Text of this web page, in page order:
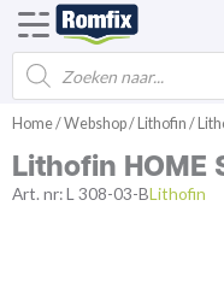
Spring
naar
de
inhoud
Products
searchVoegmortel
Home/Webshop/Lithofin /
Lithofin
Art. nr:L 308-03-BLithofin